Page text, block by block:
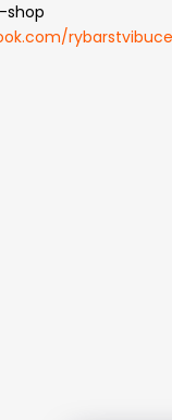
shop